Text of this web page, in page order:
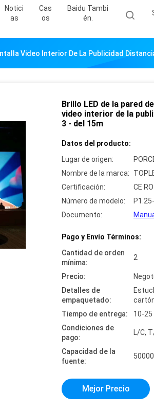
Notici
As
Cas
Os
Baidu Tambi
Én.
Video Interior De La Publicidad
Brillo LED de la pared
video interior de la
3 - del 15m
Datos del producto:
Lugar de origen:
Nombre de la marca:
Certificación:
CE
Número de modelo:
Documento:
Pago y Envío Términos:
Cantidad de orden
mínima:
2
Precio:
Detalles de
empaquetado:
Tiempo de entrega:
10-25
Condiciones de
pago:
L/C,
Capacidad de la
fuente:
Mejor Precio